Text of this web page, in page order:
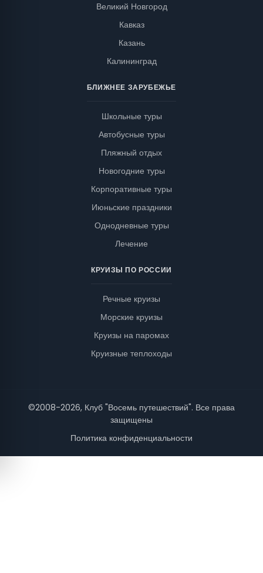
Великий Новгород
Кавказ
Казань
Калининград
БЛИЖНЕЕ ЗАРУБЕЖЬЕ
Школьные туры
Автобусные туры
Пляжный отдых
Новогодние туры
Корпоративные туры
Июньские праздники
Однодневные туры
Лечение
КРУИЗЫ ПО РОССИИ
Речные круизы
Морские круизы
Круизы на паромах
Круизные теплоходы
©2008-2026, Клуб "Восемь путешествий". Все права
защищены
Политика конфиденциальности